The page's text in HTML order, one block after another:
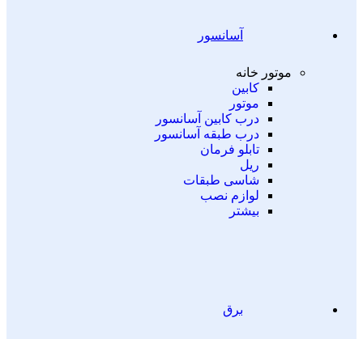
آسانسور
موتور خانه
کابین
موتور
درب کابین آسانسور
درب طبقه آسانسور
تابلو فرمان
ریل
شاسی طبقات
لوازم نصب
بیشتر
برق